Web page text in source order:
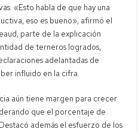
«Esto habla de que hay una
eso es bueno», afirmó el
parte de la explicación
de terneros logrados,
adelantadas de
influido en la cifra.
aún tiene margen para crecer
que el porcentaje de
además el esfuerzo de los